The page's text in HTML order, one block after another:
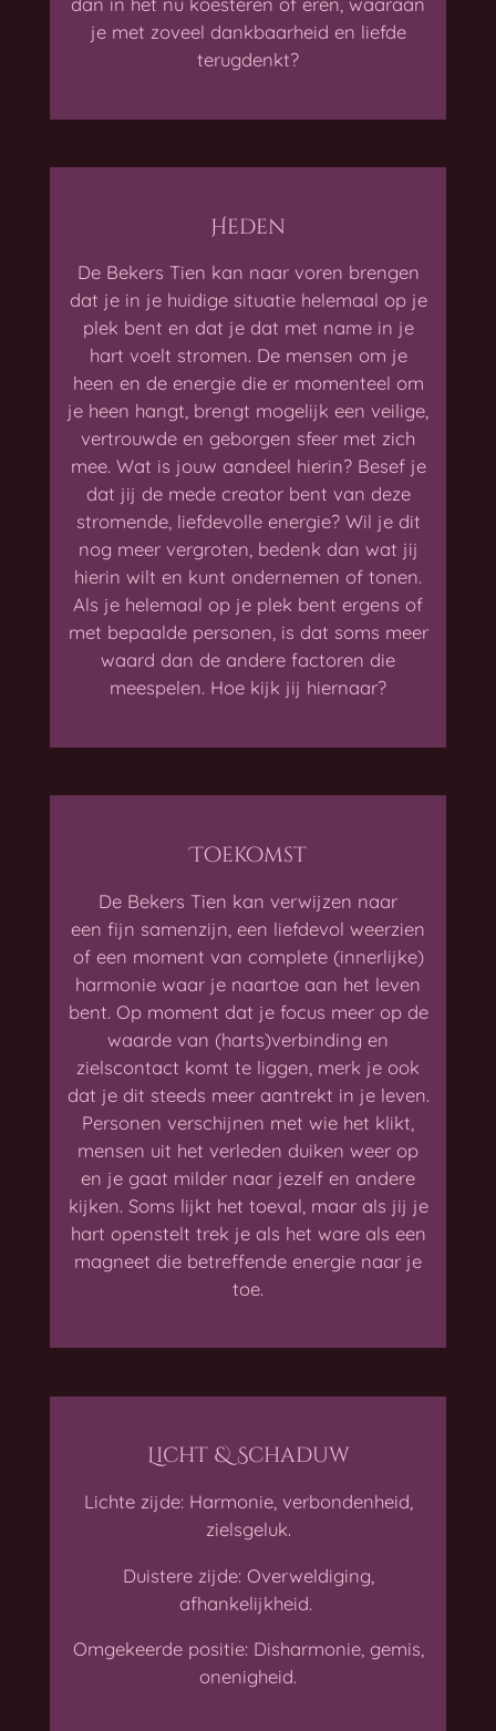
je met zoveel dankbaarheid en liefde
terugdenkt?
Heden
De Bekers Tien kan naar voren brengen
dat je in je huidige situatie helemaal op je
plek bent en dat je dat met name in je
hart voelt stromen. De mensen om je
heen en de energie die er momenteel om
je heen hangt, brengt mogelijk een veilige,
vertrouwde en geborgen sfeer met zich
mee. Wat is jouw aandeel hierin? Besef je
dat jij de mede creator bent van deze
stromende, liefdevolle energie? Wil je dit
nog meer vergroten, bedenk dan wat jij
hierin wilt en kunt ondernemen of tonen.
Als je helemaal op je plek bent ergens of
met bepaalde personen, is dat soms meer
waard dan de andere factoren die
meespelen. Hoe kijk jij hiernaar?
Toekomst
De Bekers Tien kan verwijzen naar
een fijn samenzijn, een liefdevol weerzien
of een moment van complete (innerlijke)
harmonie waar je naartoe aan het leven
bent. Op moment dat je focus meer op de
waarde van (harts)verbinding en
zielscontact komt te liggen, merk je ook
dat je dit steeds meer aantrekt in je leven.
Personen verschijnen met wie het klikt,
mensen uit het verleden duiken weer op
en je gaat milder naar jezelf en andere
kijken. Soms lijkt het toeval, maar als jij je
hart openstelt trek je als het ware als een
magneet die betreffende energie naar je
toe.
Licht & Schaduw
Lichte zijde: Harmonie, verbondenheid,
zielsgeluk.
Duistere zijde: Overweldiging,
afhankelijkheid.
Omgekeerde positie: Disharmonie, gemis,
onenigheid.